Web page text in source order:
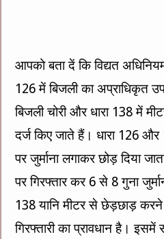
आपको बता दें कि विद्यत
126 में बिजली का अप्राधिकृत
बिजली चोरी और धारा 138 में
दर्ज किए जाते हैं। धारा 126
पर जुर्माना लगाकर छोड़ दिया
पर गिरफ्तार कर 6 से 8 गुना
138 यानि मीटर से छेड़छाड़
गिरफ्तारी का प्रावधान है।